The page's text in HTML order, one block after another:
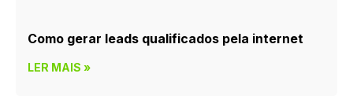
Como gerar leads qualificados pela internet
LER MAIS »